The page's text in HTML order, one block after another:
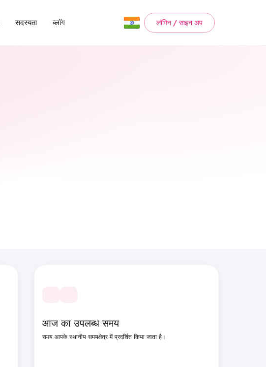
सदस्यता ब्लॉग लॉगिन / साइन अप
आज का उपलब्ध समय
समय आपके स्थानीय समयक्षेत्र में प्रदर्शित किया जाता है।